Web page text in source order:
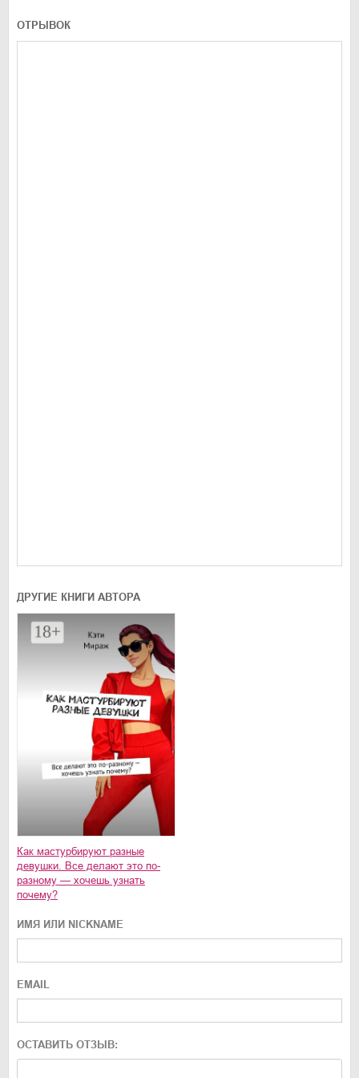
ОТРЫВОК
ДРУГИЕ КНИГИ АВТОРА
Как мастурбируют разные
девушки. Все делают это по-
разному — хочешь узнать
почему?
ИМЯ ИЛИ NICKNAME
EMAIL
ОСТАВИТЬ ОТЗЫВ: